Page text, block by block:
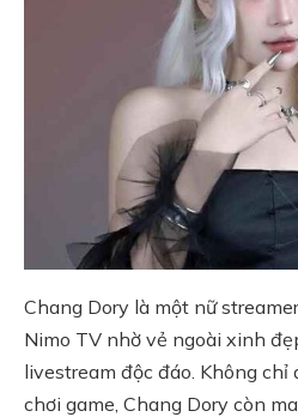
Chang Dory là một nữ
Nimo TV nhờ vẻ ngoài xinh
livestream độc đáo. Không
chơi game, Chang Dory còn